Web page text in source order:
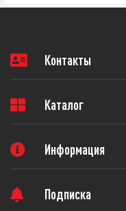
Контакты
Каталог
Информация
Подписка